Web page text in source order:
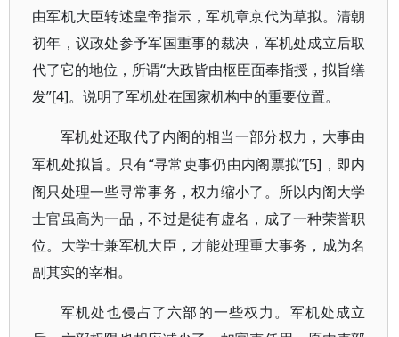
由军机大臣转述皇帝指示，军机章京代为草拟。清朝
初年，议政处参予军国重事的裁决，军机处成立后取
代了它的地位，所谓“大政皆由枢臣面奉指授，拟旨缮
发”[4]。说明了军机处在国家机构中的重要位置。
军机处还取代了内阁的相当一部分权力，大事由
军机处拟旨。只有“寻常吏事仍由内阁票拟”[5]，即内
阁只处理一些寻常事务，权力缩小了。所以内阁大学
士官虽高为一品，不过是徒有虚名，成了一种荣誉职
位。大学士兼军机大臣，才能处理重大事务，成为名
副其实的宰相。
军机处也侵占了六部的一些权力。军机处成立